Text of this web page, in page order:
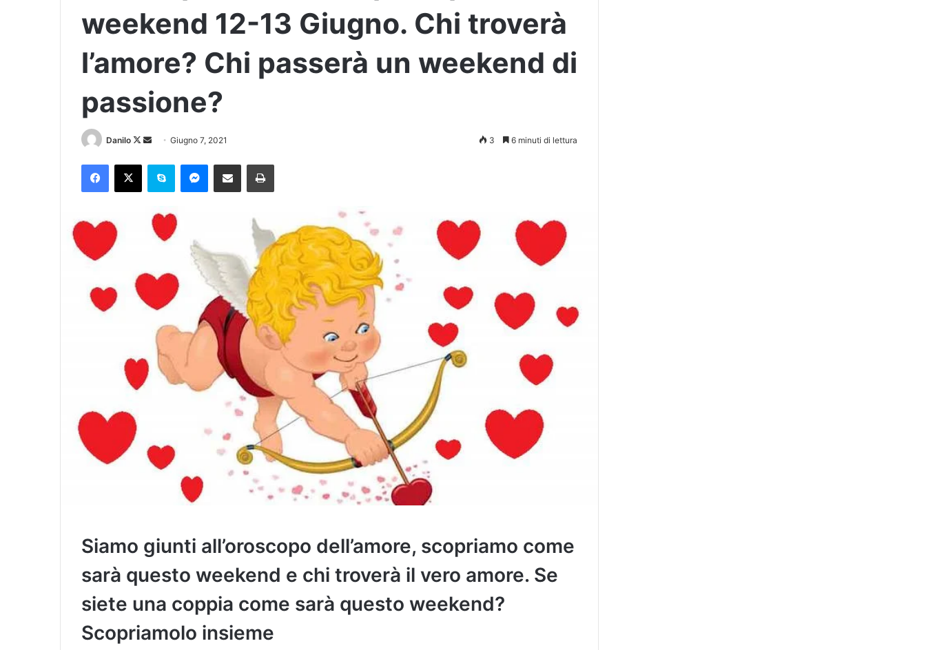
weekend 12-13 Giugno. Chi troverà
l’amore? Chi passerà un weekend di
passione?
Danilo Giugno 7, 2021 3 6 minuti di lettura
Siamo giunti all’oroscopo dell’amore, scopriamo come
sarà questo weekend e chi troverà il vero amore. Se
siete una coppia come sarà questo weekend?
Scopriamolo insieme